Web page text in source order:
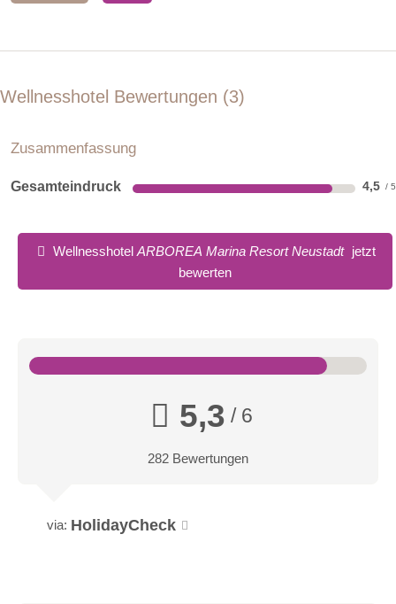
Wellnesshotel Bewertungen 3
Zusammenfassung
Gesamteindruck 4,5
Wellnesshotel ARBOREA Marina Resort Neustadt
jetzt
bewerten
5,3 / 6
282 Bewertungen
via: HolidayCheck